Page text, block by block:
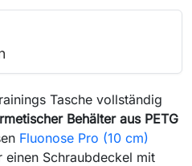
Tasche vollständig
Behälter aus PETG
Fluonose Pro (10 cm)
Schraubdeckel mit